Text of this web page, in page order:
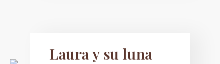
Laura y su luna